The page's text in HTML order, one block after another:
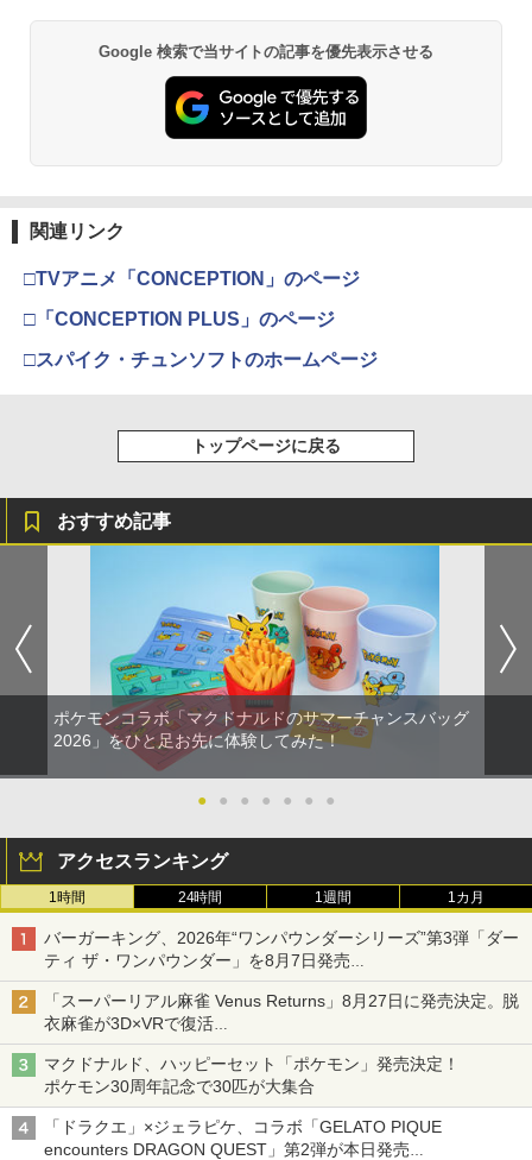
レー CY-RF-3R
【商品価格40,001円～60,000円】楽天あ
ット3年間保証）、物損故障：本保証開
始日から5年間保証
ed -Switch
【中古】ネオジオポケットカラー プラ
チナブルー【レトロ】
￥13,320
226
4
劇場版 あの日見た花の名前を僕達はま
野自由 ]
￥4,790
スプラトゥーン レイダース -Switch2
4
ニンテンドープリペイド番号 9000円|オ
￥9,000
5
￥5,000
Beast of Reincarnation -PS5 【特典】
プロダクトコード 封入
￥7,286
￥11,849
4
【純正品】DualSense ワイヤレスコン
￥10,737
5
トローラー(CFI-ZCT2J)
￥10,737
2
Xbox プリペイドカード 5,000円 デジタ
ルコード 【旧 Xbox ギフトカード】 [オ
ンラインコード]
￥5,000
B-C ケーブル
5
￥8,020
劇場版「鬼滅の刃」無限城編 第一章 猗
窩座再来 通常版 [Blu-ray]
劇場版「鬼滅の刃」無限城編 第一章 猗
窩座再来 通常版 [DVD]
￥3,523
劇場版「鬼滅の刃」無限城編 第一章 猗
【Amazon.co.jp限定】劇場版モノノ怪
第三章 蛇神 (オリジナル特典:オリジナル
巾着＋メーカー特典:【坤と離】二振りの
剣、十翼より来たる！スタジオ描き下ろ
しイラストボード付) [Blu-ray]
￥9,900
Google 検索で当サイトの記事を優先表示させる
関連リンク
□TVアニメ「CONCEPTION」のページ
□「CONCEPTION PLUS」のページ
□スパイク・チュンソフトのホームページ
トップページに戻る
おすすめ記事
ポケモンコラボ「マクドナルドのサマーチャンスバッグ
2026」をひと足お先に体験してみた！
● ● ● ● ● ● ●
アクセスランキング
1時間 24時間 1週間 1カ月
バーガーキング、2026年“ワンパウンダーシリーズ”第3弾「ダー
ティ ザ・ワンパウンダー」を8月7日発売
「特製ガーリックマヨソース」を使用した超大型チーズバーガー
「スーパーリアル麻雀 Venus Returns」8月27日に発売決定。脱
衣麻雀が3D×VRで復活
発売から2週間は20%オフになるセールが実施
マクドナルド、ハッピーセット「ポケモン」発売決定！
ポケモン30周年記念で30匹が大集合
「ドラクエ」×ジェラピケ、コラボ「GELATO PIQUE
encounters DRAGON QUEST」第2弾が本日発売